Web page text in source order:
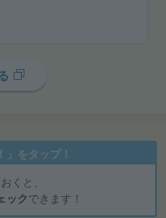
をタップ！
くと、
ックできます！